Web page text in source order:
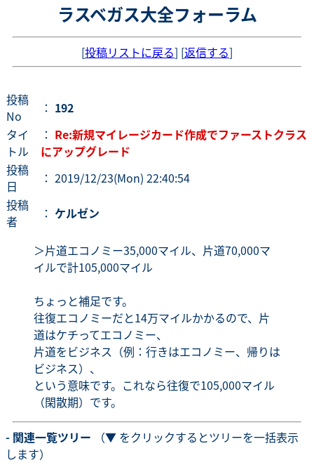
ラスベガス大全フォーラム
[投稿リストに戻る] [返信する]
投稿
No
： 192
タイ
トル
： Re:新規マイレージカード作成でファーストクラス
にアップグレード
投稿
日
： 2019/12/23(Mon) 22:40:54
投稿
者
： ケルゼン
＞片道エコノミー35,000マイル、片道70,000マ
イルで計105,000マイル
ちょっと補足です。
往復エコノミーだと14万マイルかかるので、片
道はケチってエコノミー、
片道をビジネス（例：行きはエコノミー、帰りは
ビジネス）、
という意味です。これなら往復で105,000マイル
（閑散期）です。
- 関連一覧ツリー （▼ をクリックするとツリーを一括表示
します）